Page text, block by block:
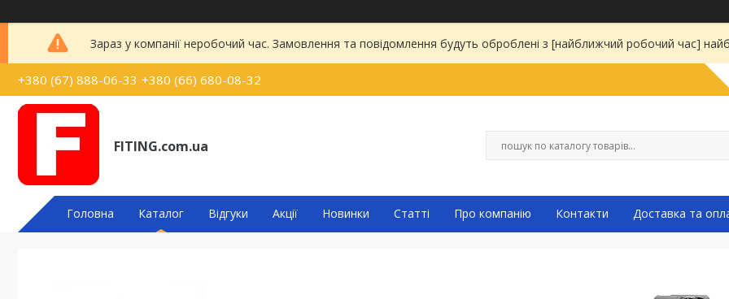
Зараз у компанії неробочий час. Замовлення та повідомлення будуть оброблені з [найближчий робочий час]
+380 (67) 888-06-33 +380 (66) 680-08-32
FITING.com.ua
Головна Каталог Відгуки Акції Новинки Статті Про компанію Контакти Доставка та